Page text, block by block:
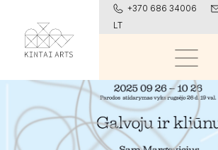
+370 686 34006
LT